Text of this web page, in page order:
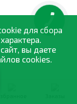
для сбора
вы даете
cookies.